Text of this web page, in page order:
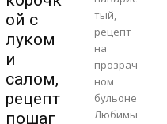
ой с
луком
и
салом,
рецепт
пошаг
тый,
рецепт
на
прозрач
ном
бульоне
Любимы